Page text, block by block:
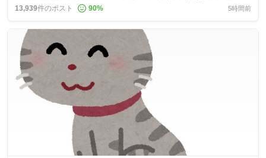
喜
13,939件のポスト 90% 5時間前